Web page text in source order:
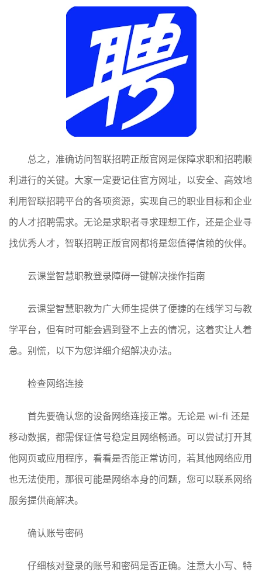
总之，准确访问智联招聘正版官网是保障求职和招聘顺
利进行的关键。大家一定要记住官方网址，以安全、高效地
利用智联招聘平台的各项资源，实现自己的职业目标和企业
的人才招聘需求。无论是求职者寻求理想工作，还是企业寻
找优秀人才，智联招聘正版官网都将是您值得信赖的伙伴。
云课堂智慧职教登录障碍一键解决操作指南
云课堂智慧职教为广大师生提供了便捷的在线学习与教
学平台，但有时可能会遇到登不上去的情况，这着实让人着
急。别慌，以下为您详细介绍解决办法。
检查网络连接
首先要确认您的设备网络连接正常。无论是 wi-fi 还是
移动数据，都需保证信号稳定且网络畅通。可以尝试打开其
他网页或应用程序，看看是否能正常访问，若其他网络应用
也无法使用，那很可能是网络本身的问题，您可以联系网络
服务提供商解决。
确认账号密码
仔细核对登录的账号和密码是否正确。注意大小写、特